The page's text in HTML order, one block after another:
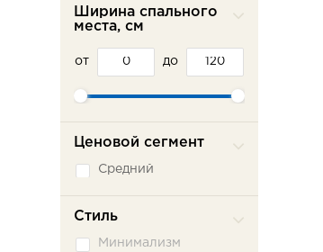
Ширина спального
места, см
от до
Ценовой сегмент
Средний
Стиль
Минимализм